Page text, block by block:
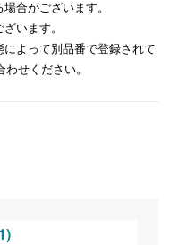
合がございます。
います。
よって別品番で登録されて
せください。